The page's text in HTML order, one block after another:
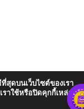
ดบนเว็บไซต์ของเรา
าใช้หรือปิดคุกกี้เหล่านั้น